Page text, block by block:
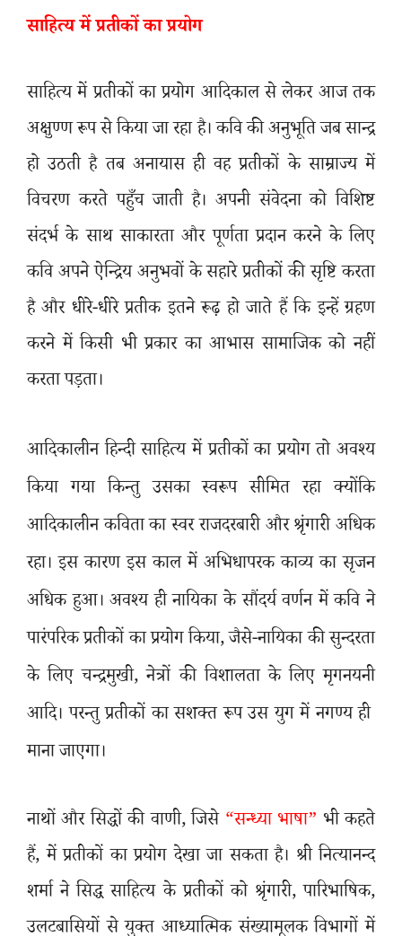
साहित्य में प्रतीकों का प्रयोग
साहित्य में प्रतीकों का प्रयोग आदिकाल से लेकर आज तक
अक्षुण्ण रूप से किया जा रहा है। कवि की अनुभूति जब सान्द्र
हो उठती है तब अनायास ही वह प्रतीकों के साम्राज्य में
विचरण करते पहुँच जाती है। अपनी संवेदना को विशिष्ट
संदर्भ के साथ साकारता और पूर्णता प्रदान करने के लिए
कवि अपने ऐन्द्रिय अनुभवों के सहारे प्रतीकों की सृष्टि करता
है और धीरे-धीरे प्रतीक इतने रूढ़ हो जाते हैं कि इन्हें ग्रहण
करने में किसी भी प्रकार का आभास सामाजिक को नहीं
करता पड़ता।
आदिकालीन हिन्दी साहित्य में प्रतीकों का प्रयोग तो अवश्य
किया गया किन्तु उसका स्वरूप सीमित रहा क्योंकि
आदिकालीन कविता का स्वर राजदरबारी और श्रृंगारी अधिक
रहा। इस कारण इस काल में अभिधापरक काव्य का सृजन
अधिक हुआ। अवश्य ही नायिका के सौंदर्य वर्णन में कवि ने
पारंपरिक प्रतीकों का प्रयोग किया,जैसे-नायिका की सुन्दरता
के लिए चन्द्रमुखी,नेत्रों की विशालता के लिए मृगनयनी
आदि। परन्तु प्रतीकों का सशक्त रूप उस युग में नगण्य ही
माना जाएगा।
नाथों और सिद्धों की वाणी,जिसे “सन्ध्या भाषा” भी कहते
हैं,में प्रतीकों का प्रयोग देखा जा सकता है। श्री नित्यानन्द
शर्मा ने सिद्ध साहित्य के प्रतीकों को श्रृंगारी,पारिभाषिक,
उलटबासियों से युक्त आध्यात्मिक संख्यामूलक विभागों में